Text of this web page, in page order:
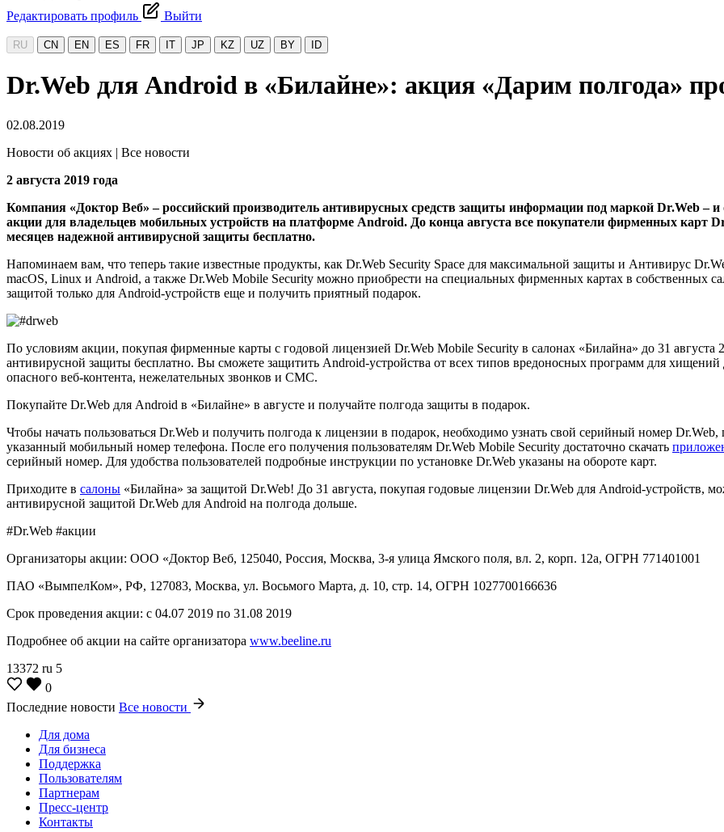
Редактировать профиль
Выйти
RU CN EN ES FR IT JP KZ UZ BY ID
Dr.Web для Android в «Билайне»: акция «Дарим полгода»
02.08.2019
Новости об акциях | Все новости
2 августа 2019 года
Компания «Доктор Веб» – российский производитель антивирусных средств защиты информации под маркой Dr.Web –
акции для владельцев мобильных устройств на платформе Android. До конца августа все покупатели фирменных карт
месяцев надежной антивирусной защиты бесплатно.
Напоминаем вам, что теперь такие известные продукты, как Dr.Web Security Space для максимальной защиты и Антивирус
macOS, Linux и Android, а также Dr.Web Mobile Security можно приобрести на специальных фирменных картах в собственных
защитой только для Android-устройств еще и получить приятный подарок.
По условиям акции, покупая фирменные карты с годовой лицензией Dr.Web Mobile Security в салонах «Билайна» до 31 августа
антивирусной защиты бесплатно. Вы сможете защитить Android-устройства от всех типов вредоносных программ для
опасного веб-контента, нежелательных звонков и СМС.
Покупайте Dr.Web для Android в «Билайне» в августе и получайте полгода защиты в подарок.
Чтобы начать пользоваться Dr.Web и получить полгода к лицензии в подарок, необходимо узнать свой серийный номер
указанный мобильный номер телефона. После его получения пользователям Dr.Web Mobile Security достаточно скачать
серийный номер. Для удобства пользователей подробные инструкции по установке Dr.Web указаны на обороте карт.
Приходите в салоны «Билайна» за защитой Dr.Web! До 31 августа, покупая годовые лицензии Dr.Web для Android-устройств,
антивирусной защитой Dr.Web для Android на полгода дольше.
#Dr.Web #акции
Организаторы акции: ООО «Доктор Веб, 125040, Россия, Москва, 3-я улица Ямского поля, вл. 2, корп. 12а, ОГРН 771401001
ПАО «ВымпелКом», РФ, 127083, Москва, ул. Восьмого Марта, д. 10, стр. 14, ОГРН 1027700166636
Срок проведения акции: с 04.07 2019 по 31.08 2019
Подробнее об акции на сайте организатора www.beeline.ru
13372 ru 5
0
Последние новости Все новости
Для дома
Для бизнеса
Поддержка
Пользователям
Партнерам
Пресс-центр
Контакты